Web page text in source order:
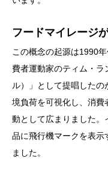
フードマイレージ
この概念の起源は1990
費者運動家のティム・ラ
ル）」として提唱した
境負荷を可視化し、消費
動として広まりました。
品に飛行機マークを表
ました。